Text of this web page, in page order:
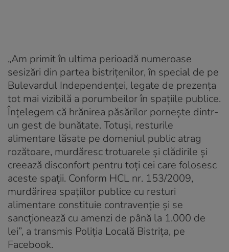
„Am primit în ultima perioadă numeroase
sesizări din partea bistrițenilor, în special de pe
Bulevardul Independenței, legate de prezența
tot mai vizibilă a porumbeilor în spațiile publice.
Înțelegem că hrănirea păsărilor pornește dintr-
un gest de bunătate. Totuși, resturile
alimentare lăsate pe domeniul public atrag
rozătoare, murdăresc trotuarele și clădirile și
creează disconfort pentru toți cei care folosesc
aceste spații. Conform HCL nr. 153/2009,
murdărirea spațiilor publice cu resturi
alimentare constituie contravenție și se
sancționează cu amenzi de până la 1.000 de
lei”, a transmis Poliția Locală Bistrița, pe
Facebook.